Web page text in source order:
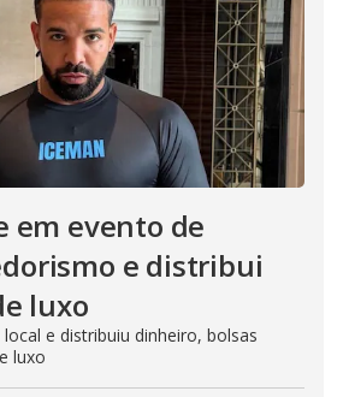
em evento de
e distribui
luxo
e distribuiu dinheiro, bolsas
luxo